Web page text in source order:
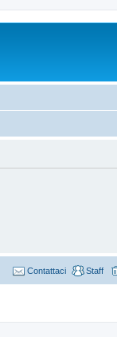
Staff
Contattaci